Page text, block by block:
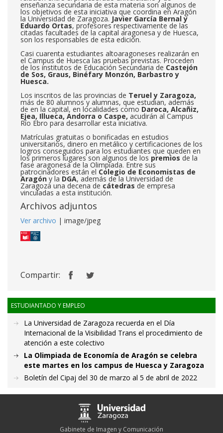
enseñanza secundaria de esta materia son algunos de
los objetivos de esta iniciativa que coordina en Aragón
la Universidad de Zaragoza. Javier García Bernaly
Eduardo Ortas, profesores respectivamente de las
citadas facultades de la capital aragonesa y de Huesca,
son los responsables de esta edición.
Casi cuarenta estudiantes altoaragoneses realizarán en
el Campus de Huesca las pruebas previstas. Proceden
de los institutos de Educación Secundaria de Castejón
de Sos, Graus, Binéfary Monzón, Barbastroy
Huesca.
Los inscritos de las provincias de Teruel y Zaragoza,
más de 80 alumnos y alumnas, que estudian, además
de en la capital, en localidades como Daroca, Alcañiz,
Ejea, Illueca, Andorra o Caspe, acudirán al Campus
Río Ebro para desarrollar esta iniciativa.
Matrículas gratuitas o bonificadas en estudios
universitarios, dinero en metálico y certificaciones de los
logros conseguidos para los estudiantes que queden en
los primeros lugares son algunos de los premios de la
fase aragonesa de la Olimpiada. Entre sus
patrocinadores están el Colegio de Economistas de
Aragón y la DGA, además de la Universidad de
Zaragoza una decena de cátedras de empresa
vinculadas a esta institución.
Archivos adjuntos
Ver archivo | image/jpeg
Compartir:
ESTUDIANTADO Y EMPLEO
La Universidad de Zaragoza recuerda en el Día
Internacional de la Visibilidad Trans el procedimiento de
atención a este colectivo
La Olimpiada de Economía de Aragón se celebra
este martes en los campus de Huesca y Zaragoza
Boletín del Cipaj del 30 de marzo al 5 de abril de 2022
Gabinete de Imagen y Comunicación